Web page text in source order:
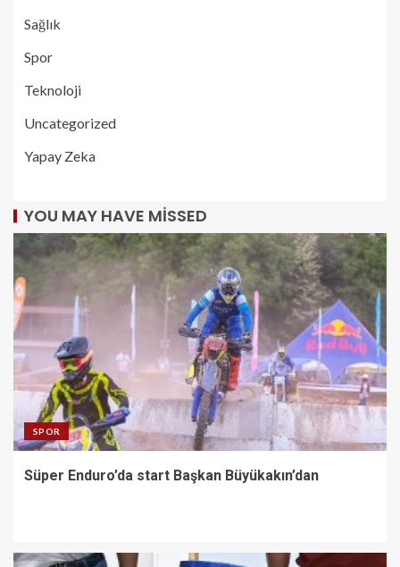
Sağlık
Spor
Teknoloji
Uncategorized
Yapay Zeka
YOU MAY HAVE MISSED
SPOR
Süper Enduro’da start Başkan Büyükakın’dan